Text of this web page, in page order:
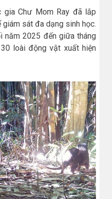
gia Chư Mom Ray đã lắp
sát đa dạng sinh học.
năm 2025 đến giữa tháng
loài động vật xuất hiện